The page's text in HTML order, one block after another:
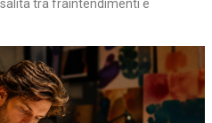
tra fraintendimenti e